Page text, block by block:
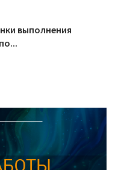
выполнения